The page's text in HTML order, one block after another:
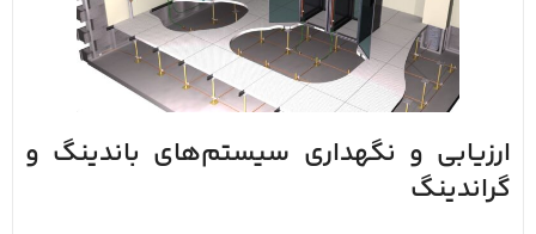
ارزیابی و نگهداری سیستم‌های باندینگ و
گراندینگ